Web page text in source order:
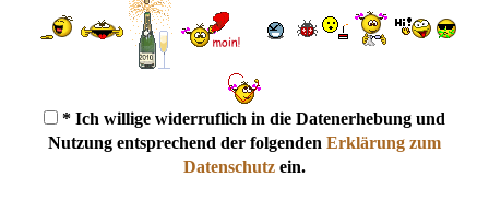
* Ich willige widerruflich in die Datenerhebung und
Nutzung entsprechend der folgenden Erklärung zum
Datenschutz ein.